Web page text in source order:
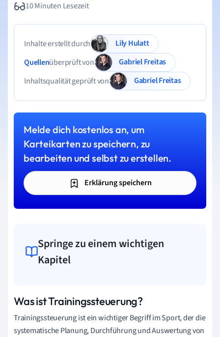
10 Minuten Lesezeit
Inhalte erstellt durch
Lily Hulatt
Quellenüberprüft von
Gabriel Freitas
Inhaltsqualität geprüft von
Gabriel Freitas
Melde dich kostenlos an, um
Karteikarten zu speichern, zu
bearbeiten und selbst zu erstellen.
Erklärung speichern
Springe zu einem wichtigen
Kapitel
Was ist Trainingssteuerung?
Trainingssteuerung ist ein wichtiger Begriff im Sport, der die
systematische Planung, Durchführung und Auswertung von